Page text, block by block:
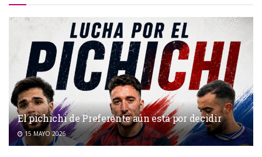
El pichichi de Preferente aún está por decidir
15 MAYO 2026